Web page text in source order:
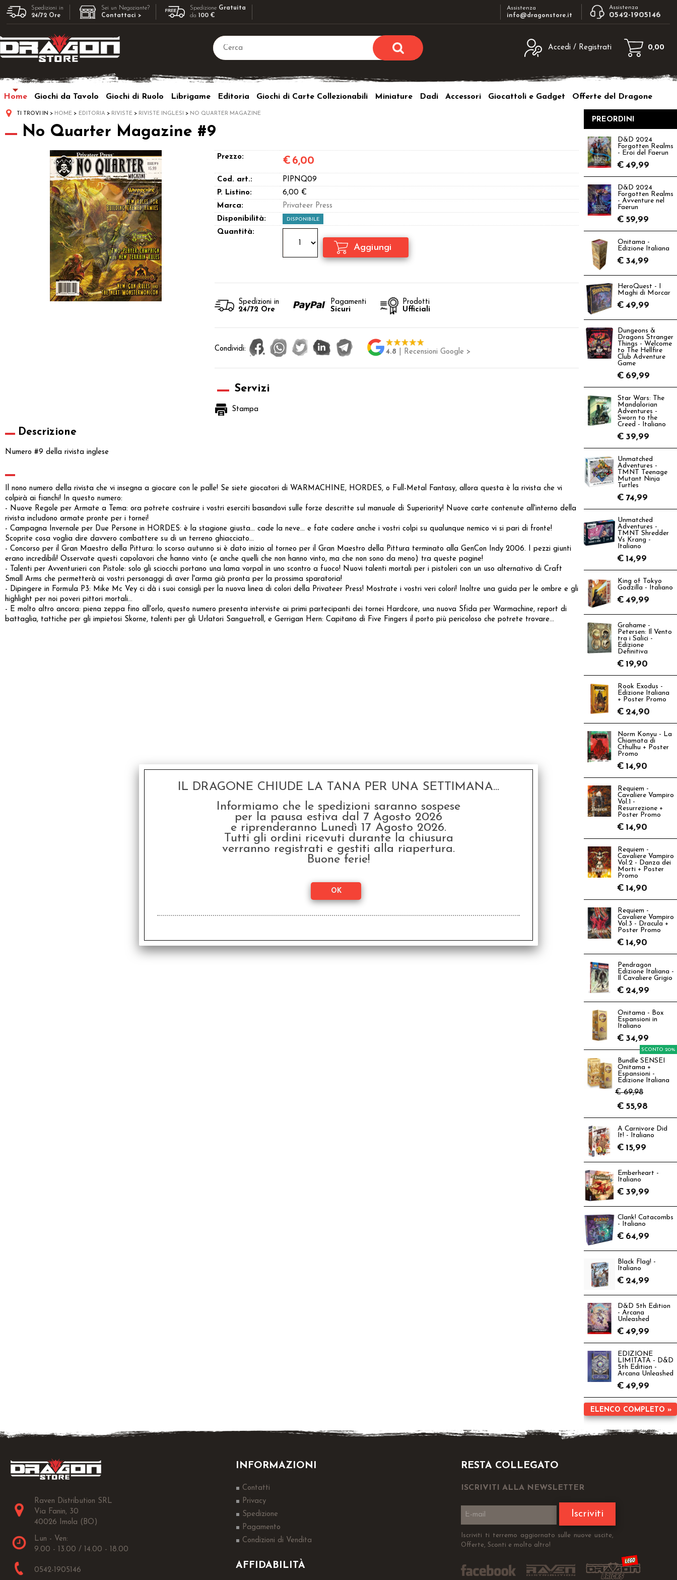
Spedizioni in
24/72 Ore
Sei un Negoziante?
Contattaci >
Spedizione Gratuita
da100 €
Assistenza
info@dragonstore.it
Assistenza
0542-1905146
Accedi / Registrati
utente e la password e poi clicca sul
Password:
sito clicca sul pulsante "Registrati"
0,00
Home Giochi da Tavolo Giochi di Ruolo Librigame Editoria Giochi di Carte Collezionabili Miniature Dadi Accessori Giocattoli e Gadget Offerte del Dragone
TI TROVI IN HOME EDITORIA RIVISTE RIVISTE INGLESI NO QUARTER MAGAZINE
No Quarter Magazine #9
Prezzo: € 6,00
Cod. art.:
PIPNQ09
P. Listino:
6,00 €
Marca:
Privateer Press
Disponibilità:
DISPONIBILE
Quantità:
Spedizioni in
24/72 Ore
Pagamenti
Sicuri
Prodotti
Ufficiali
Condividi: 4.8 | Recensioni Google >
Servizi
Stampa
Descrizione
Numero #9 della rivista inglese
Il nono numero della rivista che vi insegna a giocare con le palle! Se siete giocatori di WARMACHINE, HORDES, o Full-Metal Fantasy, allora questa è la rivista che vi
colpirà ai fianchi! In questo numero:
- Nuove Regole per Armate a Tema: ora potrete costruire i vostri eserciti basandovi sulle forze descritte sul manuale di Superiority! Nuove carte contenute all'interno della
rivista includono armate pronte per i tornei!
- Campagna Invernale per Due Persone in HORDES: è la stagione giusta... cade la neve... e fate cadere anche i vostri colpi su qualunque nemico vi si pari di fronte!
Scoprite cosa voglia dire davvero combattere su di un terreno ghiacciato...
- Concorso per il Gran Maestro della Pittura: lo scorso autunno si è dato inizio al torneo per il Gran Maestro della Pittura terminato alla GenCon Indy 2006. I pezzi giunti
erano incredibili! Osservate questi capolavori che hanno vinto (e anche quelli che non hanno vinto, ma che non sono da meno) tra queste pagine!
- Talenti per Avventurieri con Pistole: solo gli sciocchi portano una lama vorpal in uno scontro a fuoco! Nuovi talenti mortali per i pistoleri con un uso alternativo di Craft
Small Arms che permetterà ai vostri personaggi di aver l'arma già pronta per la prossima sparatoria!
- Dipingere in Formula P3: Mike Mc Vey ci dà i suoi consigli per la nuova linea di colori della Privateer Press! Mostrate i vostri veri colori! Inoltre una guida per le ombre e gli
highlight per noi poveri pittori mortali...
- E molto altro ancora: piena zeppa fino all'orlo, questo numero presenta interviste ai primi partecipanti dei tornei Hardcore, una nuova Sfida per Warmachine, report di
battaglia, tattiche per gli impietosi Skorne, talenti per gli Urlatori Sanguetroll, e Gerrigan Hern: Capitano di Five Fingers il porto più pericoloso che potrete trovare...
PREORDINI
D&D 2024
Forgotten Realms
- Eroi del Faerun
€ 49,99
D&D 2024
Forgotten Realms
- Avventure nel
Faerun
€ 59,99
Onitama -
Edizione Italiana
€ 34,99
HeroQuest - I
Maghi di Morcar
€ 49,99
Dungeons &
Dragons Stranger
Things - Welcome
to The Hellfire
Club Adventure
Game
€ 69,99
Star Wars: The
Mandalorian
Adventures -
Sworn to the
Creed - Italiano
€ 39,99
Unmatched
Adventures -
TMNT Teenage
Mutant Ninja
Turtles
€ 74,99
Unmatched
Adventures -
TMNT Shredder
Vs Krang -
Italiano
€ 14,99
King of Tokyo
Godzilla - Italiano
€ 49,99
Grahame -
Petersen: Il Vento
tra i Salici -
Edizione
Definitiva
€ 19,90
Rook Exodus -
Edizione Italiana
+ Poster Promo
€ 24,90
Norm Konyu - La
Chiamata di
Cthulhu + Poster
Promo
€ 14,90
Requiem -
Cavaliere Vampiro
Vol.1 -
Resurrezione +
Poster Promo
€ 14,90
Requiem -
Cavaliere Vampiro
Vol.2 - Danza dei
Morti + Poster
Promo
€ 14,90
Requiem -
Cavaliere Vampiro
Vol.3 - Dracula +
Poster Promo
€ 14,90
Pendragon
Edizione Italiana -
Il Cavaliere Grigio
€ 24,99
Onitama - Box
Espansioni in
Italiano
€ 34,99
Bundle SENSEI
Onitama +
Espansioni -
Edizione Italiana
€ 69,98
SCONTO 20%
€ 55,98
A Carnivore Did
It! - Italiano
€ 15,99
Emberheart -
Italiano
€ 39,99
Clank! Catacombs
- Italiano
€ 64,99
Black Flag! -
Italiano
€ 24,99
D&D 5th Edition
- Arcana
Unleashed
€ 49,99
EDIZIONE
LIMITATA - D&D
5th Edition -
Arcana Unleashed
€ 49,99
ELENCO COMPLETO »
Raven Distribution SRL
Via Fanin, 30
40026 Imola (BO)
Lun - Ven:
9.00 - 13.00 / 14.00 - 18.00
0542-1905146
INFORMAZIONI
Contatti
Privacy
Spedizione
Pagamento
Condizioni di Vendita
AFFIDABILITÀ
RESTA COLLEGATO
ISCRIVITI ALLA NEWSLETTER
Iscriviti
Iscriviti ti terremo aggiornato sulle nuove uscite,
Offerte, Sconti e molto altro!
IL DRAGONE CHIUDE LA TANA PER UNA SETTIMANA...
Informiamo che le spedizioni saranno sospese
per la pausa estiva dal 7 Agosto 2026
e riprenderanno Lunedì 17 Agosto 2026.
Tutti gli ordini ricevuti durante la chiusura
verranno registrati e gestiti alla riapertura.
Buone ferie!